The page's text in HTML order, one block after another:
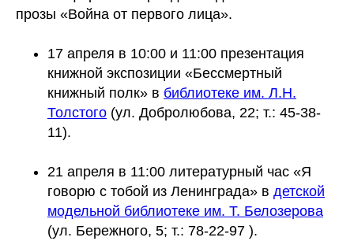
прозы «Война от первого лица».
17 апреля в 10:00 и 11:00 презентация
книжной экспозиции «Бессмертный
книжный полк» в библиотеке им. Л.Н.
Толстого (ул. Добролюбова, 22; т.: 45-38-
11).
21 апреля в 11:00 литературный час «Я
говорю с тобой из Ленинграда» в детской
модельной библиотеке им. Т. Белозерова
(ул. Бережного, 5; т.: 78-22-97 ).